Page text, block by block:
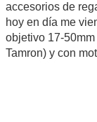
accesorios de
hoy en día me
objetivo 17-
Tamron) y con